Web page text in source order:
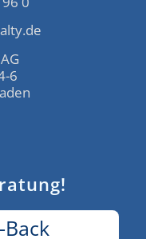
6
Back